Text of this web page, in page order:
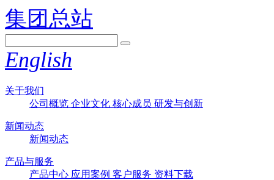
集团总站
English
关于我们
公司概览 企业文化 核心成员 研发与创新
新闻动态
新闻动态
产品与服务
产品中心 应用案例 客户服务 资料下载